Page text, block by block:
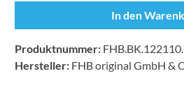
In den
Produktnummer:
Hersteller: FHB original GmbH &